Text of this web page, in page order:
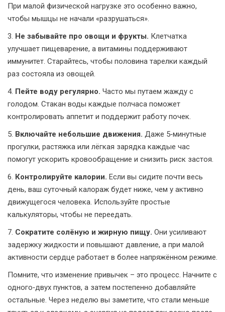
При малой физической нагрузке это особенно важно,
чтобы мышцы не начали «разрушаться».
3. Не забывайте про овощи и фрукты. Клетчатка
улучшает пищеварение, а витамины поддерживают
иммунитет. Старайтесь, чтобы половина тарелки каждый
раз состояла из овощей.
4. Пейте воду регулярно. Часто мы путаем жажду с
голодом. Стакан воды каждые полчаса поможет
контролировать аппетит и поддержит работу почек.
5. Включайте небольшие движения. Даже 5‑минутные
прогулки, растяжка или лёгкая зарядка каждые час
помогут ускорить кровообращение и снизить риск застоя.
6. Контролируйте калории. Если вы сидите почти весь
день, ваш суточный калораж будет ниже, чем у активно
движущегося человека. Используйте простые
калькуляторы, чтобы не переедать.
7. Сократите солёную и жирную пищу. Они усиливают
задержку жидкости и повышают давление, а при малой
активности сердце работает в более напряжённом режиме.
Помните, что изменение привычек – это процесс. Начните с
одного‑двух пунктов, а затем постепенно добавляйте
остальные. Через неделю вы заметите, что стали меньше